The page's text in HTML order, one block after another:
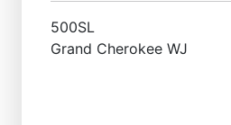
500SL
Grand Cherokee WJ